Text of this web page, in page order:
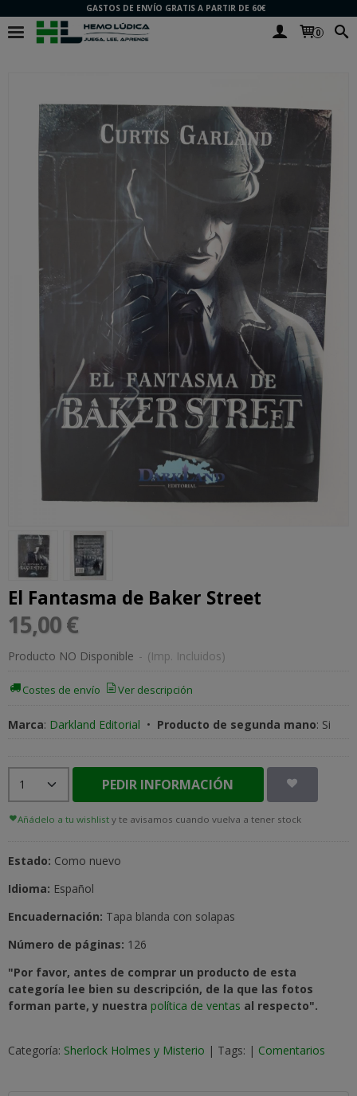
GASTOS DE ENVÍO GRATIS A PARTIR DE 60€
0
El Fantasma de Baker Street
15,00 €
Producto NO Disponible - (Imp. Incluidos)
Costes de envío Ver descripción
Marca: Darkland Editorial • Producto de segunda mano: Si
PEDIR INFORMACIÓN
Añádelo a tu wishlist y te avisamos cuando vuelva a tener stock
Estado: Como nuevo
Idioma: Español
Encuadernación: Tapa blanda con solapas
Número de páginas: 126
"Por favor, antes de comprar un producto de esta
categoría lee bien su descripción, de la que las fotos
forman parte, y nuestra política de ventas al respecto".
Categoría: Sherlock Holmes y Misterio | Tags: | Comentarios